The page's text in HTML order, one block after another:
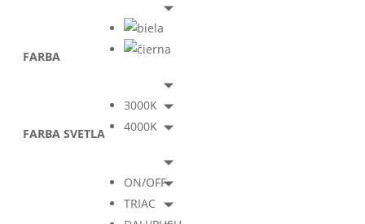
FARBA
FARBA SVETLA
3000K
4000K
ON/OFF
TRIAC